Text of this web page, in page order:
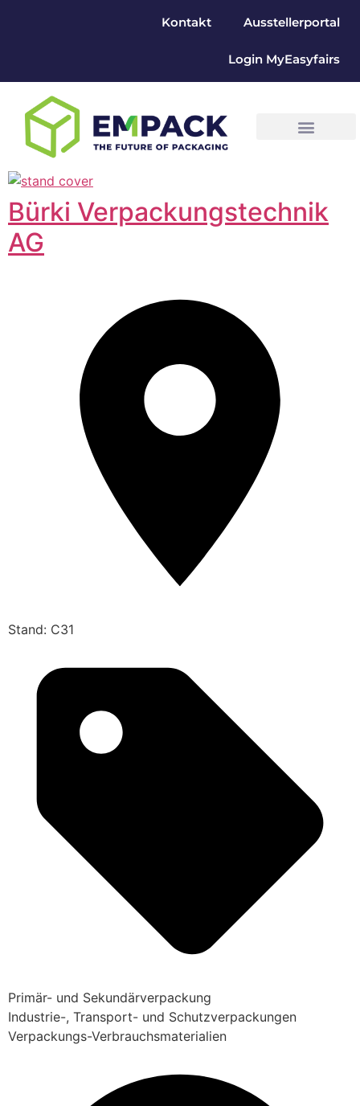
Kontakt Ausstellerportal
Login MyEasyfairs
Bürki Verpackungstechnik
AG
Stand: C31
Primär- und Sekundärverpackung
Industrie-, Transport- und Schutzverpackungen
Verpackungs-Verbrauchsmaterialien